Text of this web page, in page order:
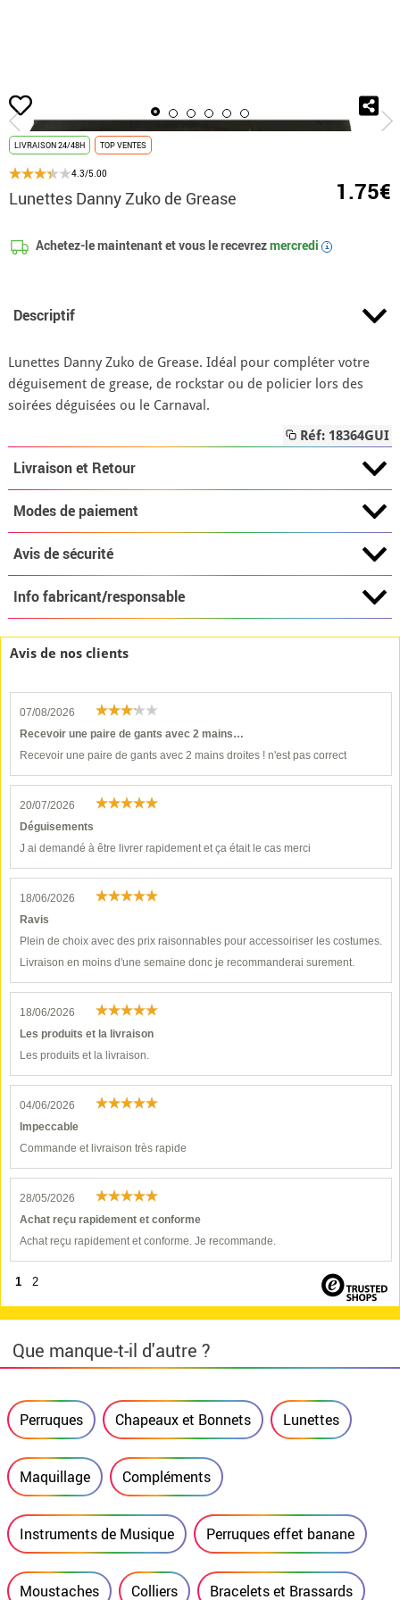
Accueil
LIVRAISON 24/48H TOP VENTES
4.3/5.00
Lunettes Danny Zuko de Grease 1.75€
Achetez-le maintenant et vous le recevrezmercredi i
Descriptif
Lunettes Danny Zuko de Grease. Idéal pour compléter votre
déguisement de grease, de rockstar ou de policier lors des
soirées déguisées ou le Carnaval.
Réf: 18364GUI
Livraison et Retour
Modes de paiement
Avis de sécurité
Info fabricant/responsable
Avis de nos clients
07/08/2026
Recevoir une paire de gants avec 2 mains…
Recevoir une paire de gants avec 2 mains droites ! n'est pas correct
20/07/2026
Déguisements
J ai demandé à être livrer rapidement et ça était le cas merci
18/06/2026
Ravis
Plein de choix avec des prix raisonnables pour accessoiriser les costumes.
Livraison en moins d'une semaine donc je recommanderai surement.
18/06/2026
Les produits et la livraison
Les produits et la livraison.
04/06/2026
Impeccable
Commande et livraison très rapide
28/05/2026
Achat reçu rapidement et conforme
Achat reçu rapidement et conforme. Je recommande.
1 2
Que manque-t-il d'autre ?
Perruques Chapeaux et Bonnets Lunettes
Maquillage Compléments
Instruments de Musique Perruques effet banane
Moustaches Colliers Bracelets et Brassards